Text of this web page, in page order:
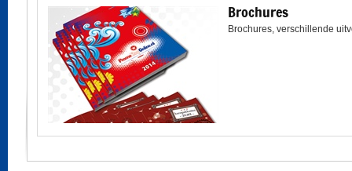
Brochures
Brochures, verschillende